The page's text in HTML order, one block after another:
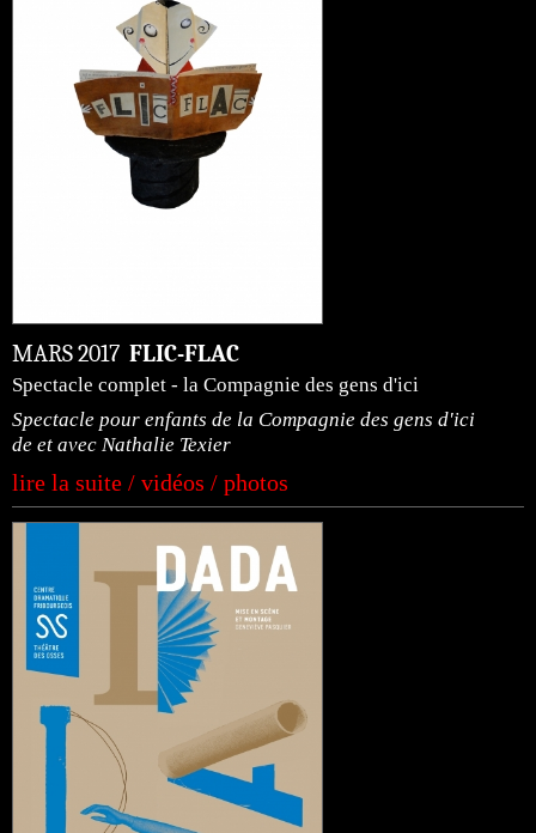
MARS 2017 FLIC-FLAC
Spectacle complet - la Compagnie des gens d'ici
Spectacle pour enfants de la Compagnie des gens d'ici
de et avec Nathalie Texier
lire la suite / vidéos / photos